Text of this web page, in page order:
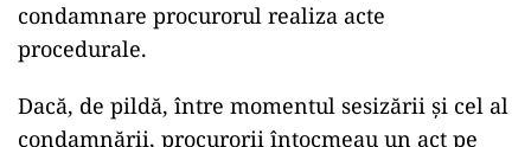
condamnare procurorul realiza acte
procedurale.
Dacă, de pildă, între momentul sesizării și cel al
condamnării, procurorii întocmeau un act pe